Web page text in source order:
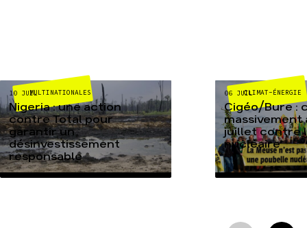
MULTINATIONALES
10 JUIL
Nigeria : une action
contre Total pour
garantir un
désinvestissement
responsable
CLIMAT-ÉNERGIE
06 JUIL
Cigéo/Bure :
massivement
juillet contre
nucléaire